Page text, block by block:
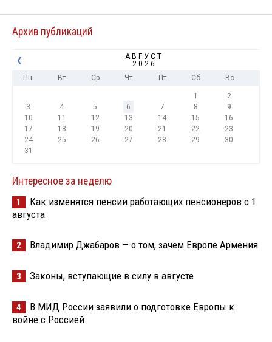
Архив публикаций
❮
АВГУСТ
2026
Пн
Вт Ср Чт Пт Сб Вс
1
2
3
4 5 6 7 8
9
10
11 12 13 14 15
16
17
18 19 20 21 22
23
24
25 26 27 28 29
30
31
Интересное за неделю
1
Как изменятся пенсии работающих пенсионеров с 1
августа
2 Владимир Джабаров — о том, зачем Европе Армения
3 Законы, вступающие в силу в августе
4
В МИД России заявили о подготовке Европы к
войне с Россией